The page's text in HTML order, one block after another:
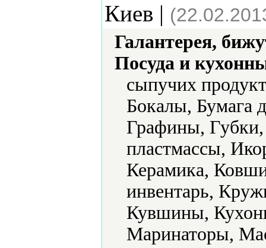
Киев |
Галантерея,
Посуда и
сыпучих
Бокалы, Бумага
Графины, Губки,
пластмассы,
Керамика,
инвентарь,
Кувшины,
Маринаторы,